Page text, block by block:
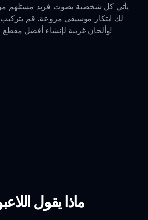
يأتي كل شخصية بصوت فريد مستلهم
لك ابتكار موسيقى مروعة. قم
وألحان غريبة لإنشاء أفضل مقطع صوتي مخيف!
ماذا يقول